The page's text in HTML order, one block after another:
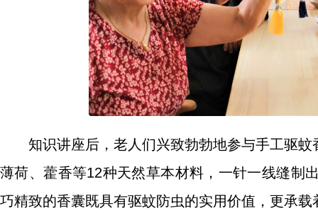
知识讲座后，老人们兴致勃勃地参与手工驱
薄荷、藿香等12种天然草本材料，一针一线缝制
巧精致的香囊既具有驱蚊防虫的实用价值，更承